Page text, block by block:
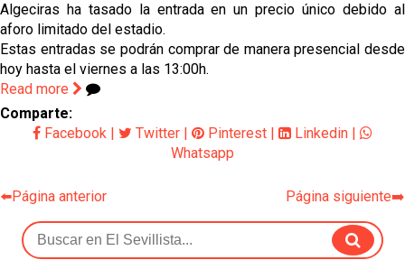
Algeciras ha tasado la entrada en un precio único debido al
aforo limitado del estadio.
Estas entradas se podrán comprar de manera presencial desde
hoy hasta el viernes a las 13:00h.
Read more
Comparte:
Facebook | Twitter | Pinterest | Linkedin |
Whatsapp
⬅️Página anterior Página siguiente➡️